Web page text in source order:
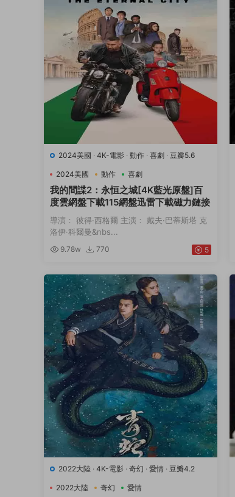
2024美國 · 4K-電影 · 動作 · 喜劇 · 豆瓣5.6
2024美國 動作 喜劇
我的間諜2：永恒之城[4K藍光原盤]百
度雲網盤下載115網盤迅雷下載磁力鏈接
導演： 彼得·西格爾 主演： 戴夫·巴蒂斯塔 克
洛伊·科爾曼&nbs...
9.78w 770 5
2022大陸 · 4K-電影 · 奇幻 · 愛情 · 豆瓣4.2
2022大陸 奇幻 愛情